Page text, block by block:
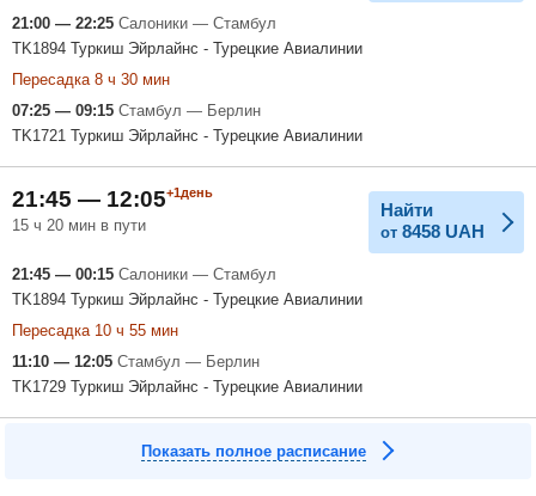
21:00 — 22:25 Салоники — Стамбул
TK1894 Туркиш Эйрлайнс - Турецкие Авиалинии
Пересадка 8 ч 30 мин
07:25 — 09:15 Стамбул — Берлин
TK1721 Туркиш Эйрлайнс - Турецкие Авиалинии
21:45 — 12:05+1день
15 ч 20 мин в пути
Найти
от 8458 UAH
21:45 — 00:15 Салоники — Стамбул
TK1894 Туркиш Эйрлайнс - Турецкие Авиалинии
Пересадка 10 ч 55 мин
11:10 — 12:05 Стамбул — Берлин
TK1729 Туркиш Эйрлайнс - Турецкие Авиалинии
Показать полное расписание